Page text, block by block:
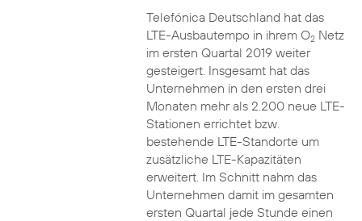
Telefónica Deutschland hat das
LTE-Ausbautempo in ihrem O2Netz
im ersten Quartal 2019 weiter
gesteigert. Insgesamt hat das
Unternehmen in den ersten drei
Monaten mehr als 2.200 neue LTE-
Stationen errichtet bzw.
bestehende LTE-Standorte um
zusätzliche LTE-Kapazitäten
erweitert. Im Schnitt nahm das
Unternehmen damit im gesamten
ersten Quartal jede Stunde einen